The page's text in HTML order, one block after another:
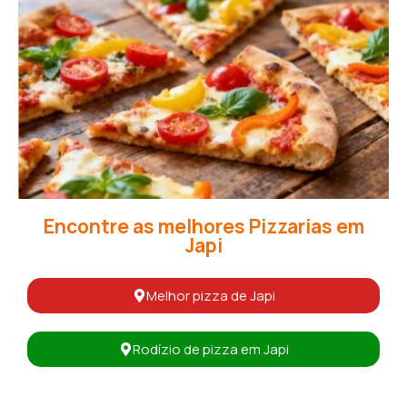
Encontre as melhores Pizzarias em
Japi
Melhor pizza de Japi
Rodízio de pizza em Japi